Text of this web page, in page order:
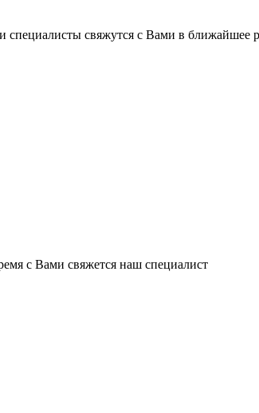
свяжутся с Вами в ближайшее
с Вами свяжется наш специалист